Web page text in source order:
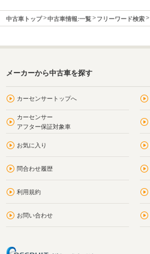
中古車トップ 中古車情報:一覧 フリーワード検索
メーカーから中古車を探す
カーセンサートップへ
カーセンサー
アフター保証対象車
お気に入り
問合わせ履歴
利用規約
お問い合わせ